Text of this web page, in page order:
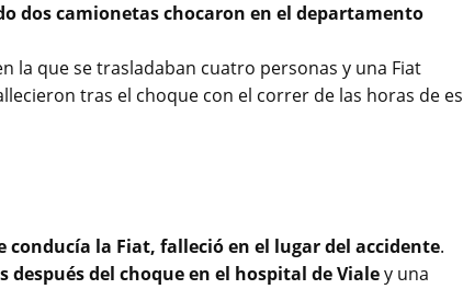
dos camionetas chocaron en el departamento
la que se trasladaban cuatro personas y una Fiat
tras el choque con el correr de las horas de
conducía la Fiat, falleció en el lugar del accidente.
del choque en el hospital de Vialey una